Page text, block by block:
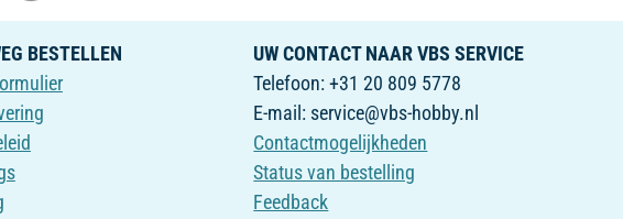
BESTELLEN
UW CONTACT NAAR VBS SERVICE
Telefoon: +31 20 809 5778
E-mail: service@vbs-hobby.nl
Contactmogelijkheden
Status van bestelling
Feedback